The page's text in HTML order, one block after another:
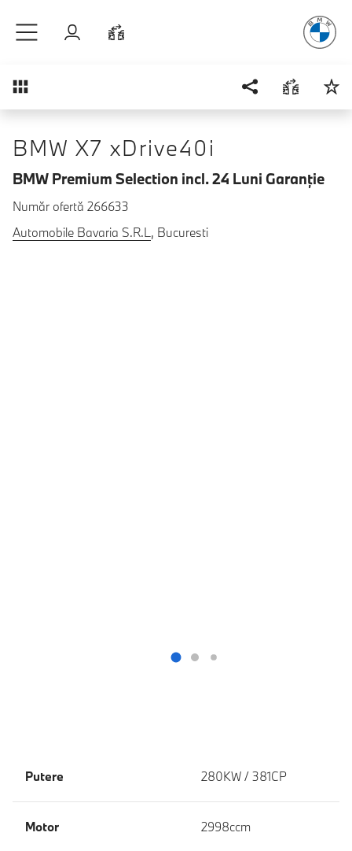
Autentificare
Prezentare generală
BMW X7 xDrive40i
BMW Premium Selection incl. 24 Luni Garanţie
Număr ofertă 266633
Automobile Bavaria S.R.L, Bucuresti
Putere 280KW / 381CP
Motor 2998ccm